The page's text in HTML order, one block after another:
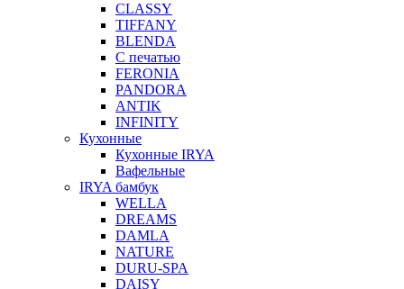
CLASSY
TIFFANY
BLENDA
С печатью
FERONIA
PANDORA
ANTIK
INFINITY
Кухонные
Кухонные IRYA
Вафельные
IRYA бамбук
WELLA
DREAMS
DAMLA
NATURE
DURU-SPA
DAISY